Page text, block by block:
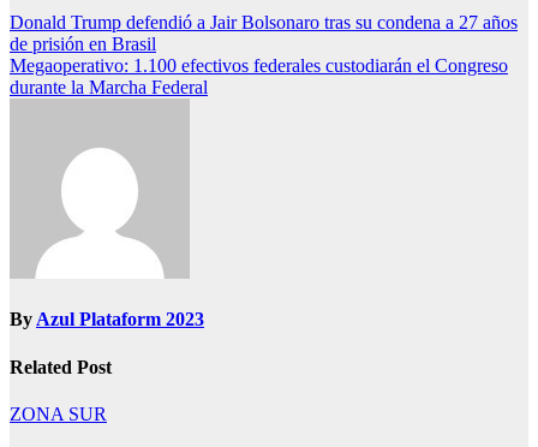
Donald Trump defendió a Jair Bolsonaro tras su condena a 27 años
de prisión en Brasil
Megaoperativo: 1.100 efectivos federales custodiarán el Congreso
durante la Marcha Federal
ByAzul Plataform 2023
Related Post
ZONA SUR